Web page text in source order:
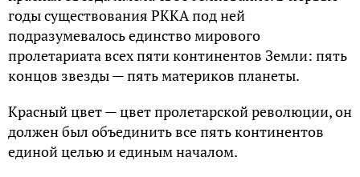
годы существования РККА под ней
подразумевалось единство мирового
пролетариата всех пяти континентов Земли: пять
концов звезды — пять материков планеты.
Красный цвет — цвет пролетарской революции, он
должен был объединить все пять континентов
единой целью и единым началом.